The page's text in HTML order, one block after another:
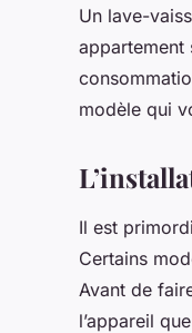
Un lave-
appartement
modèle qui
Il est
Certains
Avant de
l’appareil